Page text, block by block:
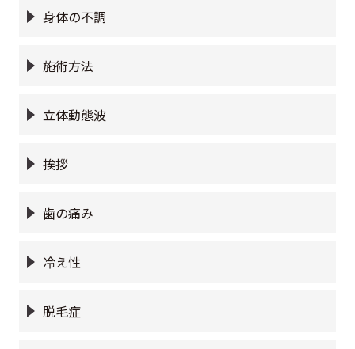
身体の不調
施術方法
立体動態波
挨拶
歯の痛み
冷え性
脱毛症